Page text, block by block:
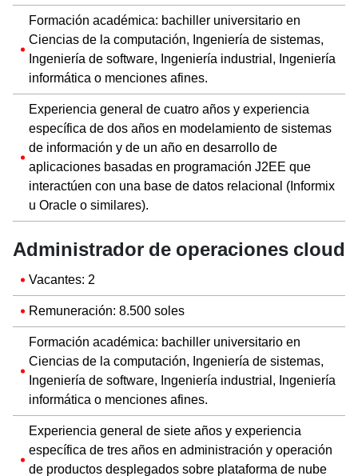
Formación académica: bachiller universitario en
Ciencias de la computación, Ingeniería de sistemas,
Ingeniería de software, Ingeniería industrial, Ingeniería
informática o menciones afines.
Experiencia general de cuatro años y experiencia
específica de dos años en modelamiento de sistemas
de información y de un año en desarrollo de
aplicaciones basadas en programación J2EE que
interactúen con una base de datos relacional (Informix
u Oracle o similares).
Administrador de operaciones cloud
Vacantes: 2
Remuneración: 8.500 soles
Formación académica: bachiller universitario en
Ciencias de la computación, Ingeniería de sistemas,
Ingeniería de software, Ingeniería industrial, Ingeniería
informática o menciones afines.
Experiencia general de siete años y experiencia
específica de tres años en administración y operación
de productos desplegados sobre plataforma de nube